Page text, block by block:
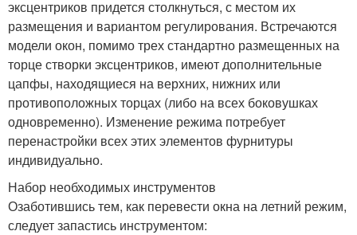
эксцентриков придется столкнуться, с местом их
размещения и вариантом регулирования. Встречаются
модели окон, помимо трех стандартно размещенных на
торце створки эксцентриков, имеют дополнительные
цапфы, находящиеся на верхних, нижних или
противоположных торцах (либо на всех боковушках
одновременно). Изменение режима потребует
перенастройки всех этих элементов фурнитуры
индивидуально.
Набор необходимых инструментов
Озаботившись тем, как перевести окна на летний режим,
следует запастись инструментом: